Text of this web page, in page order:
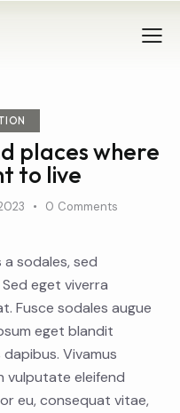
places where
to live
0 Comments
sodales, sed
eget viverra
Fusce sodales augue
eget blandit
Vivamus
vulputate eleifend
eu, consequat vitae,